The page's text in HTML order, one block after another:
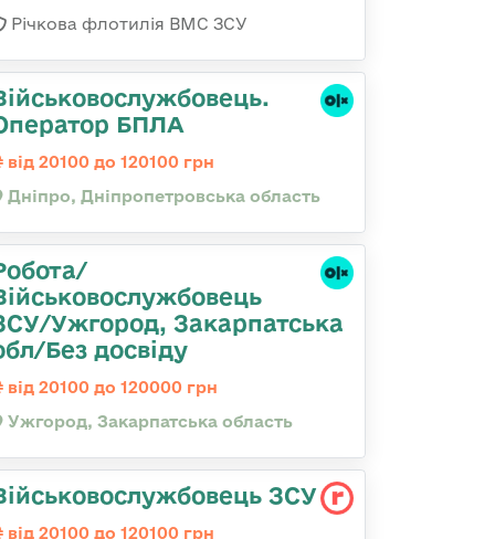
Річкова флотилія ВМС ЗСУ
БПЛА
від 20100 до 120100 грн
Дніпро, Дніпропетровська область
Ужгород, Закарпатська
Без досвіду
від 20100 до 120000 грн
Ужгород, Закарпатська область
ЗСУ
від 20100 до 120100 грн